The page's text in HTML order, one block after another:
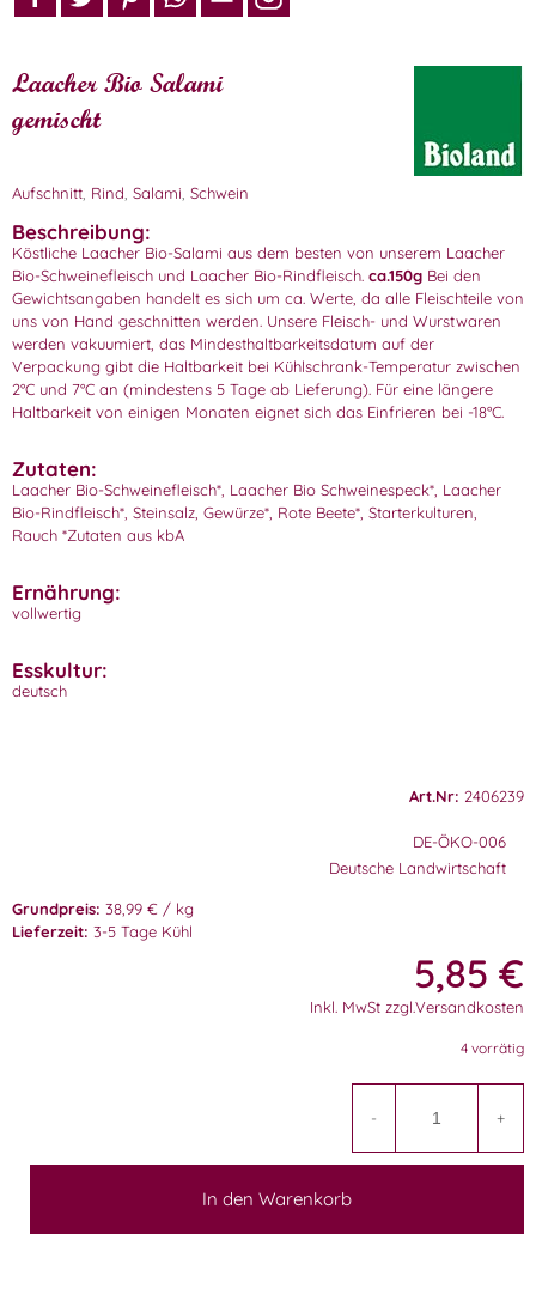
Laacher Bio Salami
gemischt
Aufschnitt Rind Salami Schwein
Beschreibung:
Köstliche Laacher Bio-Salami aus dem besten von unserem Laacher
Bio-Schweinefleisch und Laacher Bio-Rindfleisch. ca.150g Bei den
Gewichtsangaben handelt es sich um ca. Werte, da alle Fleischteile von
uns von Hand geschnitten werden. Unsere Fleisch- und Wurstwaren
werden vakuumiert, das Mindesthaltbarkeitsdatum auf der
Verpackung gibt die Haltbarkeit bei Kühlschrank-Temperatur zwischen
2°C und 7°C an (mindestens 5 Tage ab Lieferung). Für eine längere
Haltbarkeit von einigen Monaten eignet sich das Einfrieren bei -18°C.
Zutaten:
Laacher Bio-Schweinefleisch*, Laacher Bio Schweinespeck*, Laacher
Bio-Rindfleisch*, Steinsalz, Gewürze*, Rote Beete*, Starterkulturen,
Rauch *Zutaten aus kbA
Ernährung:
vollwertig
Esskultur:
deutsch
Art.Nr: 2406239
DE-ÖKO-006
Deutsche Landwirtschaft
Grundpreis: 38,99 € / kg
Lieferzeit: 3-5 Tage Kühl
5,85 €
Inkl. MwSt zzgl.Versandkosten
4 vorrätig
- +
In den Warenkorb